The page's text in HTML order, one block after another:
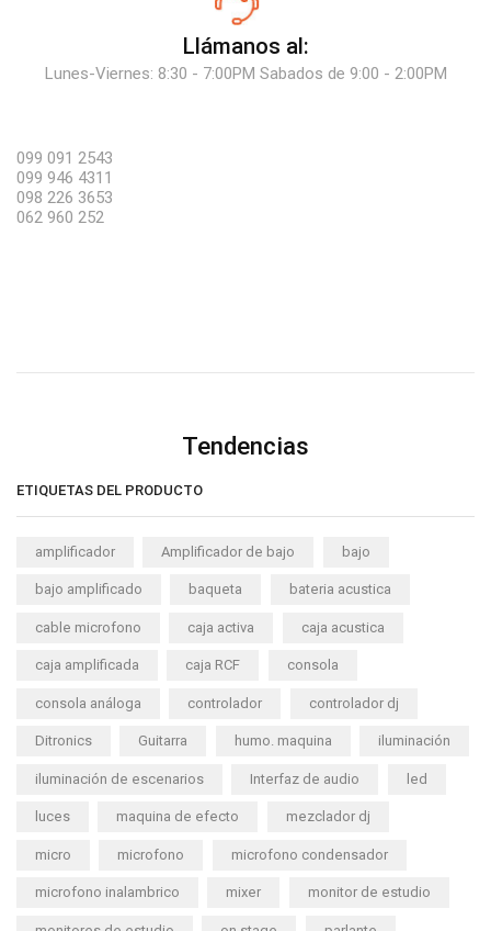
Llámanos al:
Lunes-Viernes: 8:30 - 7:00PM Sabados de 9:00 - 2:00PM
099 091 2543
099 946 4311
098 226 3653
062 960 252
Tendencias
ETIQUETAS DEL PRODUCTO
amplificador Amplificador de bajo bajo
bajo amplificado baqueta bateria acustica
cable microfono caja activa caja acustica
caja amplificada caja RCF consola
consola análoga controlador controlador dj
Ditronics Guitarra humo. maquina iluminación
iluminación de escenarios Interfaz de audio led
luces maquina de efecto mezclador dj
micro microfono microfono condensador
microfono inalambrico mixer monitor de estudio